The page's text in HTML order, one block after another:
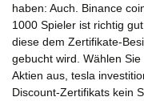
haben: Auch. Binance
1000 Spieler ist richtig
diese dem Zertifikate-
gebucht wird. Wählen
Aktien aus, tesla
Discount-Zertifikats kein